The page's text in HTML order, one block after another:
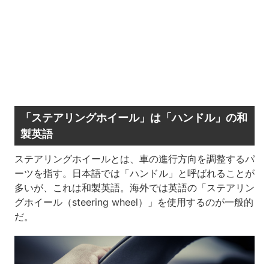
「ステアリングホイール」は 「ハンドル」の和
製英語
ステアリングホイールとは、車の進行方向を調整するパ
ーツを指す。日本語では「ハンドル」と呼ばれることが
多いが、これは和製英語。海外では英語の「ステアリン
グホイール（steering wheel）」を使用するのが一般的
だ。